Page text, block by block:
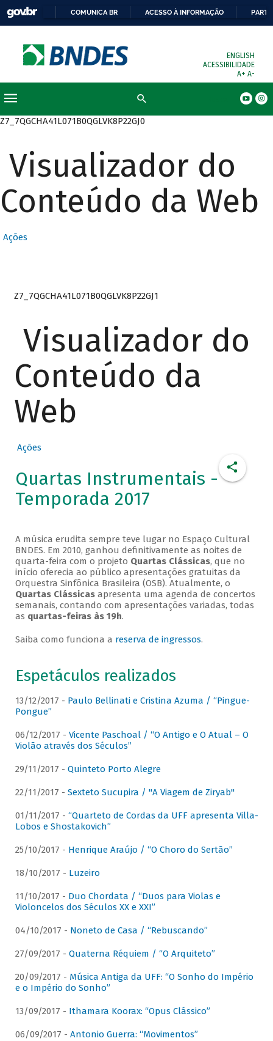
COMUNICA BR ACESSO À INFORMAÇÃO
ENGLISH
ACESSIBILIDADE
A+ A-
Z7_7QGCHA41L071B0QGLVK8P22GJ0
Visualizador do
Conteúdo da Web
Ações
Z7_7QGCHA41L071B0QGLVK8P22GJ1
Visualizador do
Conteúdo da
Web
Ações
Quartas Instrumentais -
Temporada 2017
A música erudita sempre teve lugar no Espaço Cultural
BNDES. Em 2010, ganhou definitivamente as noites de
quarta-feira com o projeto Quartas Clássicas, que no
início oferecia ao público apresentações gratuitas da
Orquestra Sinfônica Brasileira (OSB). Atualmente, o
Quartas Clássicasapresenta uma agenda de concertos
semanais, contando com apresentações variadas, todas
as quartas-feiras às 19h.
Saiba como funciona a reserva de ingressos.
Espetáculos realizados
13/12/2017 - Paulo Bellinati e Cristina Azuma / “Pingue-
Pongue”
06/12/2017 - Vicente Paschoal / “O Antigo e O Atual – O
Violão através dos Séculos”
29/11/2017 - Quinteto Porto Alegre
22/11/2017 - Sexteto Sucupira / "A Viagem de Ziryab"
01/11/2017 - “Quarteto de Cordas da UFF apresenta Villa-
Lobos e Shostakovich”
25/10/2017 - Henrique Araújo / “O Choro do Sertão”
18/10/2017 - Luzeiro
11/10/2017 - Duo Chordata / “Duos para Violas e
Violoncelos dos Séculos XX e XXI”
04/10/2017 - Noneto de Casa / “Rebuscando”
27/09/2017 - Quaterna Réquiem / “O Arquiteto”
20/09/2017 - Música Antiga da UFF: “O Sonho do Império
e o Império do Sonho”
13/09/2017 - Ithamara Koorax: “Opus Clássico”
06/09/2017 - Antonio Guerra: “Movimentos”